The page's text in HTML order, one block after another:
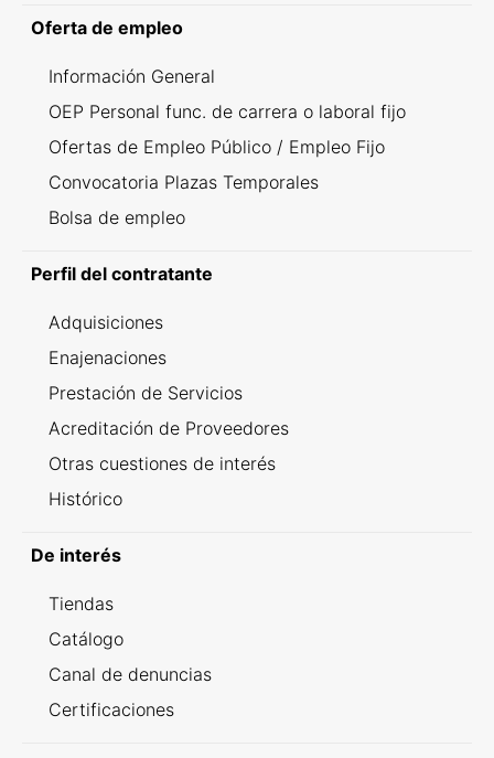
Oferta de empleo
Información General
OEP Personal func. de carrera o laboral fijo
Ofertas de Empleo Público / Empleo Fijo
Convocatoria Plazas Temporales
Bolsa de empleo
Perfil del contratante
Adquisiciones
Enajenaciones
Prestación de Servicios
Acreditación de Proveedores
Otras cuestiones de interés
Histórico
De interés
Tiendas
Catálogo
Canal de denuncias
Certificaciones